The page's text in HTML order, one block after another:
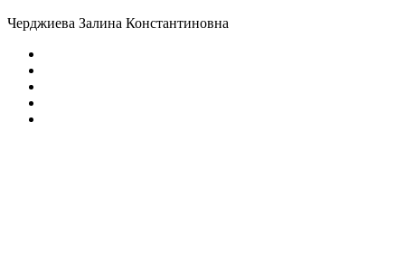
Черджиева Залина Константиновна